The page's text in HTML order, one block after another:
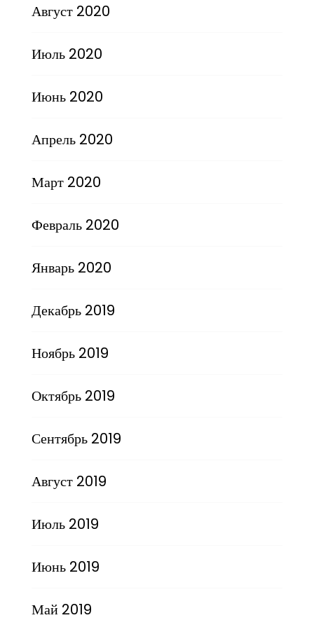
Август 2020
Июль 2020
Июнь 2020
Апрель 2020
Март 2020
Февраль 2020
Январь 2020
Декабрь 2019
Ноябрь 2019
Октябрь 2019
Сентябрь 2019
Август 2019
Июль 2019
Июнь 2019
Май 2019